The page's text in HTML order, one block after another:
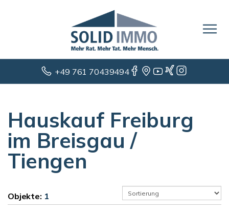
+49 761 70439494
Hauskauf Freiburg
im Breisgau /
Tiengen
Objekte: 1